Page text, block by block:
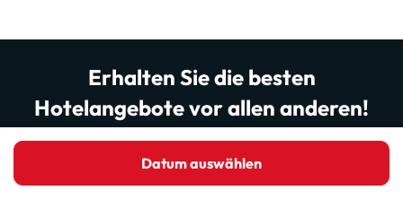
Datum auswählen
Erhalten Sie die besten
Hotelangebote vor allen anderen!
Seid die Ersten, die unglaubliche Hotelangebote,
clevere Reisetipps und die neuesten Updates unserer